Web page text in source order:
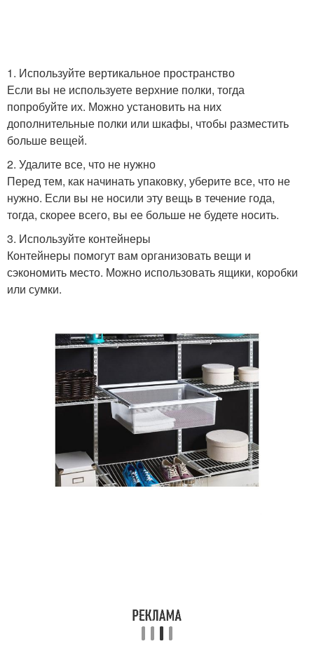
1. Используйте вертикальное пространство
Если вы не используете верхние полки, тогда
попробуйте их. Можно установить на них
дополнительные полки или шкафы, чтобы разместить
больше вещей.
2. Удалите все, что не нужно
Перед тем, как начинать упаковку, уберите все, что не
нужно. Если вы не носили эту вещь в течение года,
тогда, скорее всего, вы ее больше не будете носить.
3. Используйте контейнеры
Контейнеры помогут вам организовать вещи и
сэкономить место. Можно использовать ящики, коробки
или сумки.